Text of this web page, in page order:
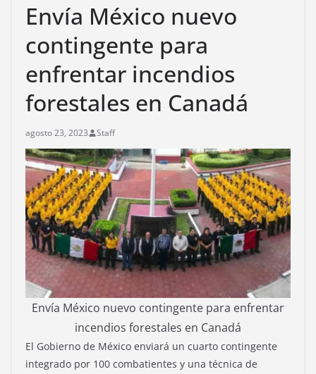
Envía México nuevo
contingente para
enfrentar incendios
forestales en Canadá
agosto 23, 2023 Staff
Envía México nuevo contingente para enfrentar
incendios forestales en Canadá
El Gobierno de México enviará un cuarto contingente
integrado por 100 combatientes y una técnica de